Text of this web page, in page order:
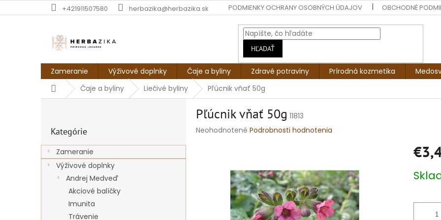
na
+421911507580 herbazika@herbazika.sk PODMIENKY OCHRANY OSOBNÝCH ÚDAJOV OBCHODNÉ
HĽADAŤ
Zameranie Výživové doplnky Čaje a byliny Zdravé potraviny Prírodná kozmetika
DomovČaje a byliny Liečivé byliny Pľúcnik vňať 50g
ý
p
kategórie
Kategórie
Zameranie
Výživové doplnky
Andrej Medveď
Akciové balíčky
Imunita
Trávenie
Pľúcnik vňať 50g 11813
Priemerné
hviezdičiek.
Neohodnotené Podrobnosti hodnotenia
cena: